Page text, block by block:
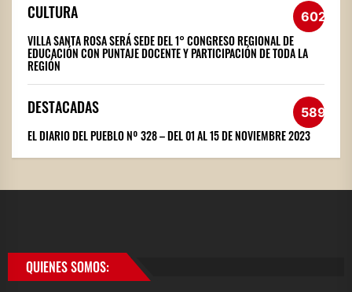
CULTURA 602
VILLA SANTA ROSA SERÁ SEDE DEL 1° CONGRESO REGIONAL DE
EDUCACIÓN CON PUNTAJE DOCENTE Y PARTICIPACIÓN DE TODA LA
REGIÓN
DESTACADAS 589
EL DIARIO DEL PUEBLO Nº 328 – DEL 01 AL 15 DE NOVIEMBRE 2023
QUIENES SOMOS: